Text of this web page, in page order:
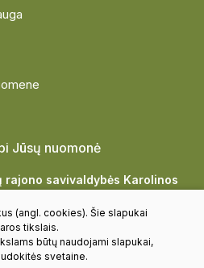
Jūsų nuomonė
rajono savivaldybės Karolinos
(angl. cookies). Šie slapukai
tikslais.
būtų naudojami slapukai,
svetaine.